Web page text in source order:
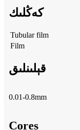
كەڭلىك
Tubular film
Film
قېلىنلىق
0.01-0.8mm
Cores